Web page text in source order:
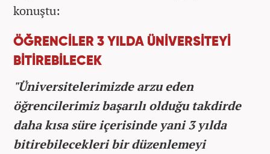
konuştu:
ÖĞRENCİLER 3 YILDA ÜNİVERSİTEYİ
BİTİREBİLECEK
"Üniversitelerimizde arzu eden
öğrencilerimiz başarılı olduğu takdirde
daha kısa süre içerisinde yani 3 yılda
bitirebilecekleri bir düzenlemeyi